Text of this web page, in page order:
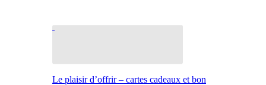
Le plaisir d’offrir – cartes cadeaux et bon